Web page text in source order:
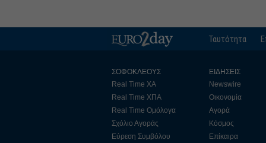
Ταυτότητα
ΣΟΦΟΚΛΕΟΥΣ
Real Time ΧΑ
Real Time ΧΠΑ
Real Time Ομόλογα
Σχόλιο Αγοράς
Εύρεση Συμβόλου
ΕΙΔΗΣΕΙΣ
Newswire
Οικονομία
Αγορά
Κόσμος
Επίκαιρα